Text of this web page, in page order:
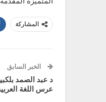
المشاركة
الخبر السابق
د عبد الصمد
عرس اللغة